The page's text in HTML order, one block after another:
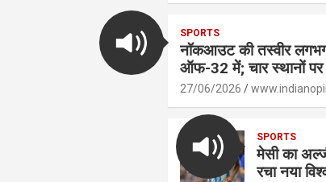
SPORTS
नॉकआउट की तस्वीर
ऑफ-32 में; चार स्थानों
27/06/2026
SPORTS
मेसी का
रचा नया